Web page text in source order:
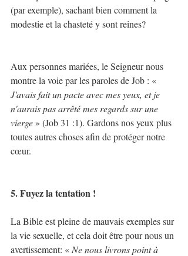
(par exemple), sachant bien comment la
modestie et la chasteté y sont reines?
Aux personnes mariées, le Seigneur nous
montre la voie par les paroles de Job : «
J'avais fait un pacte avec mes yeux, et je
n'aurais pas arrêté mes regards sur une
vierge » (Job 31 :1). Gardons nos yeux plus
toutes autres choses afin de protéger notre
cœur.
5. Fuyez la tentation !
La Bible est pleine de mauvais exemples sur
la vie sexuelle, et cela doit être pour nous un
avertissement: « Ne nous livrons point à